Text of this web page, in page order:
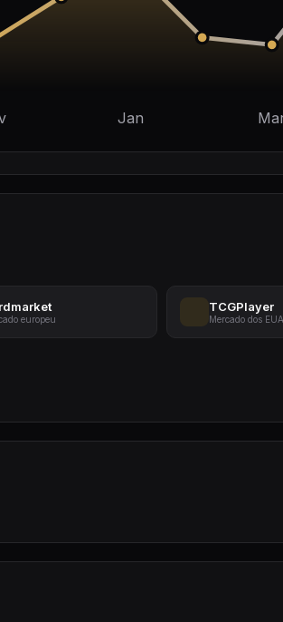
Jan
europeu
TCGPlayer
Mercado dos EUA